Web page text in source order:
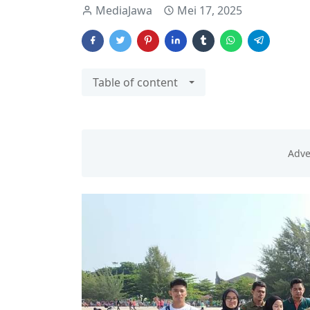
MediaJawa Mei 17, 2025
Table of content